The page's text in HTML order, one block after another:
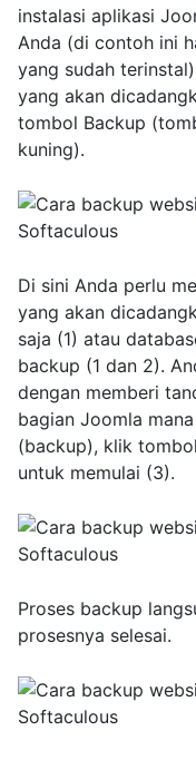
instalasi aplikasi
Anda (di contoh ini
yang sudah
yang akan
tombol Backup
kuning).
Di sini Anda perlu
yang akan
saja (1) atau
backup (1 dan 2).
dengan memberi
bagian Joomla
(backup), klik
untuk memulai (3).
Proses backup
prosesnya selesai.